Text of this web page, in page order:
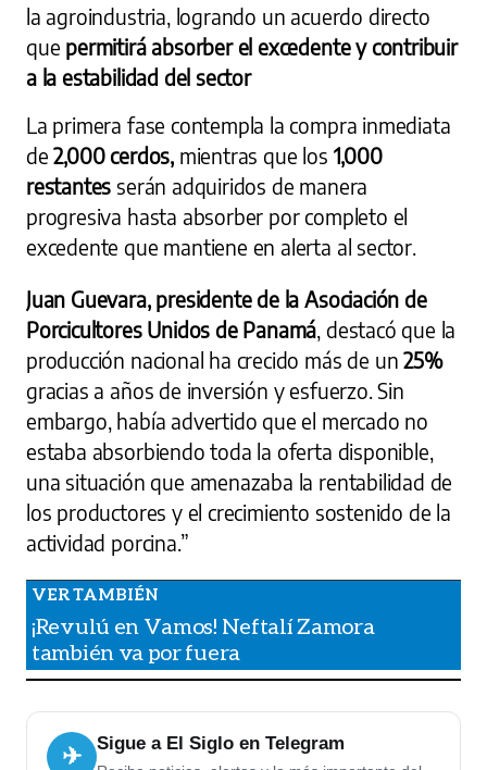
la agroindustria, logrando un acuerdo directo
que permitirá absorber el excedente y contribuir
a la estabilidad del sector
La primera fase contempla la compra inmediata
de2,000 cerdos,mientras que los 1,000
restantesserán adquiridos de manera
progresiva hasta absorber por completo el
excedente que mantiene en alerta al sector.
Juan Guevara, presidente de la Asociación de
Porcicultores Unidos de Panamá , destacó que la
producción nacional ha crecido más de un25%
gracias a años de inversión y esfuerzo. Sin
embargo, había advertido que el mercado no
estaba absorbiendo toda la oferta disponible,
una situación que amenazaba la rentabilidad de
los productores y el crecimiento sostenido de la
actividad porcina.”
¡Revulú en Vamos! Neftalí Zamora
también va por fuera
✈ Sigue a El Siglo en Telegram